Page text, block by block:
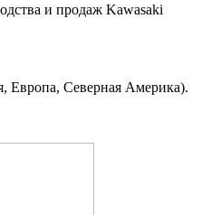
и продаж Kawasaki
Европа, Северная Америка).